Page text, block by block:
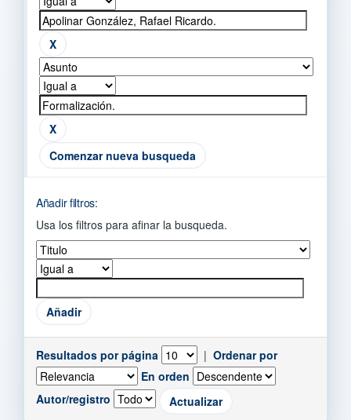
Comenzar nueva busqueda
Añadir filtros:
Usa los filtros para afinar la busqueda.
Resultados por página | Ordenar por
En orden
Autor/registro